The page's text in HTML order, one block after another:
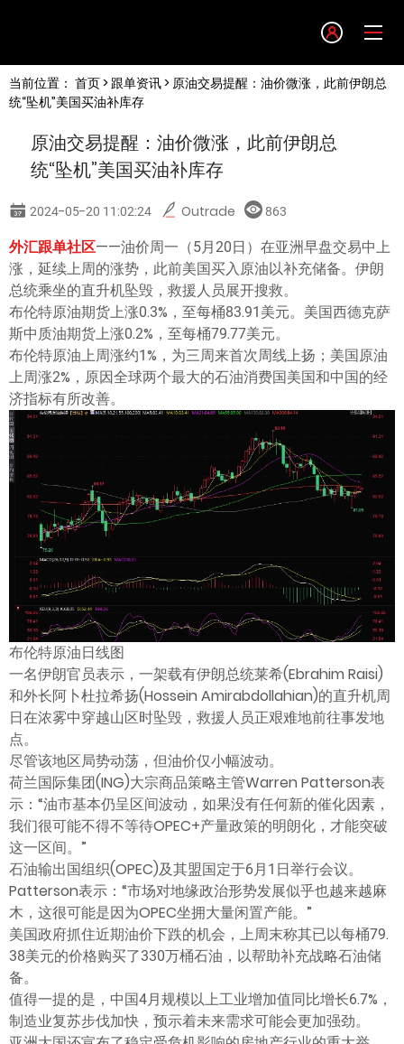
English
简体中文
한글
日本語
Tiếng việt
ไทย
当前位置： 首页> 跟单资讯> 原油交易提醒：油价微涨，此前伊朗总
统“坠机”美国买油补库存
原油交易提醒：油价微涨，此前伊朗总
统“坠机”美国买油补库存
2024-05-20 11:02:24 Outrade 863
外汇跟单社区——油价周一（5月20日）在亚洲早盘交易中上
涨，延续上周的涨势，此前美国买入原油以补充储备。伊朗
总统乘坐的直升机坠毁，救援人员展开搜救。
布伦特原油期货上涨0.3%，至每桶83.91美元。美国西德克萨
斯中质油期货上涨0.2%，至每桶79.77美元。
布伦特原油上周涨约1%，为三周来首次周线上扬；美国原油
上周涨2%，原因全球两个最大的石油消费国美国和中国的经
济指标有所改善。
布伦特原油日线图
一名伊朗官员表示，一架载有伊朗总统莱希(Ebrahim Raisi)
和外长阿卜杜拉希扬(Hossein Amirabdollahian)的直升机周
日在浓雾中穿越山区时坠毁，救援人员正艰难地前往事发地
点。
尽管该地区局势动荡，但油价仅小幅波动。
荷兰国际集团(ING)大宗商品策略主管Warren Patterson表
示：“油市基本仍呈区间波动，如果没有任何新的催化因素，
我们很可能不得不等待OPEC+产量政策的明朗化，才能突破
这一区间。”
石油输出国组织(OPEC)及其盟国定于6月1日举行会议。
Patterson表示：“市场对地缘政治形势发展似乎也越来越麻
木，这很可能是因为OPEC坐拥大量闲置产能。”
美国政府抓住近期油价下跌的机会，上周末称其已以每桶79.
38美元的价格购买了330万桶石油，以帮助补充战略石油储
备。
值得一提的是，中国4月规模以上工业增加值同比增长6.7%，
制造业复苏步伐加快，预示着未来需求可能会更加强劲。